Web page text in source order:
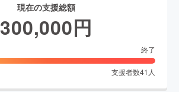
現在の支援総額
300,000円
終了
支援者数41 人